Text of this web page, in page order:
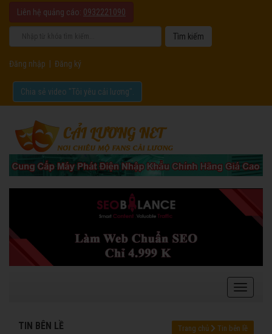
Liên hệ quảng cáo: 0932221090
Đăng nhập Đăng ký
Chia sẻ video "Tôi yêu cải lương".
TIN BÊN LỀ Trang chủ Tin bên lề